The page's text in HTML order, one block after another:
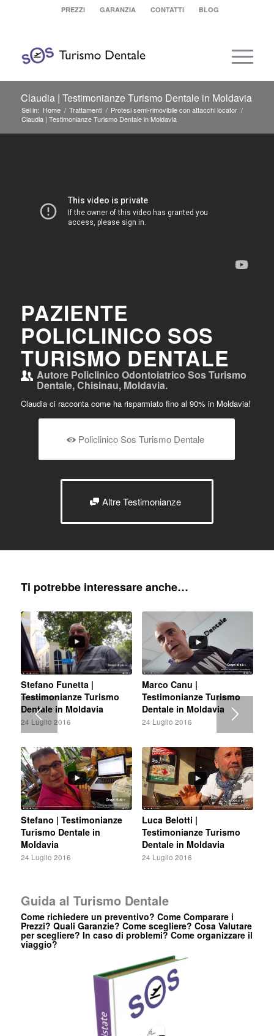
PREZZI GARANZIA CONTATTI BLOG
Claudia | Testimonianze Turismo Dentale in Moldavia
Sei in: Home / Trattamenti / Protesi semi-rimovibile con attacchi locator /
Claudia | Testimonianze Turismo Dentale in Moldavia
PAZIENTE
POLICLINICO SOS
TURISMO DENTALE
Autore Policlinico Odontoiatrico Sos Turismo
Dentale, Chisinau, Moldavia.
Claudia ci racconta come ha risparmiato fino al 90% in Moldavia!
Policlinico Sos Turismo Dentale
Altre Testimonianze
Ti potrebbe interessare anche…
Stefano Funetta |
Testimonianze Turismo
Dentale in Moldavia
24 Luglio 2016
Marco Canu |
Testimonianze Turismo
Dentale in Moldavia
24 Luglio 2016
Stefano | Testimonianze
Turismo Dentale in
Moldavia
24 Luglio 2016
Luca Belotti |
Testimonianze Turismo
Dentale in Moldavia
24 Luglio 2016
Guida al Turismo Dentale
Come richiedere un preventivo? Come Comparare i
Prezzi? Quali Garanzie? Come scegliere? Cosa Valutare
per scegliere? In caso di problemi? Come organizzare il
viaggio?